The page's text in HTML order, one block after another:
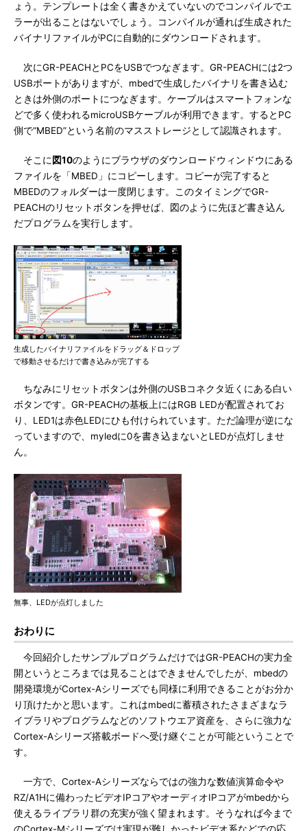
ょう。テンプレートは全く書きかえていないのでコンパイルでエ
ラーが出ることはないでしょう。コンパイルが通れば生成された
バイナリファイルがPCに自動的にダウンロードされます。
次にGR-PEACHとPCをUSBでつなぎます。GR-PEACHには2つ
USBポートがありますが、mbedで生成したバイナリを書き込む
ときは外側のポートにつなぎます。ケーブルはスマートフォンな
どで多く使われるmicroUSBケーブルが利用できます。するとPC
側で“MBED”という名前のマスストレージとして認識されます。
そこに 図10のようにブラウザのダウンロードウィンドウにある
ファイルを「MBED」にコピーします。コピーが完了すると
MBEDのフォルダーは一度閉じます。このタイミングでGR-
PEACHのリセットボタンを押せば、図のように先ほど書き込ん
だプログラムを実行します。
生成したバイナリファイルをドラッグ＆ドロップ
で移動させるだけで書き込みが完了する
ちなみにリセットボタンは外側のUSBコネクタ近くにある白い
ボタンです。GR-PEACHの基板上にはRGB LEDが配置されてお
り、LED1は赤色LEDにひも付けられています。ただ論理が逆にな
っていますので、myledに0を書き込まないとLEDが点灯しませ
ん。
無事、LEDが点灯しました
おわりに
今回紹介したサンプルプログラムだけではGR-PEACHの実力全
開というところまでは見ることはできませんでしたが、mbedの
開発環境がCortex-Aシリーズでも同様に利用できることがお分か
り頂けたかと思います。これはmbedに蓄積されたさまざまなラ
イブラリやプログラムなどのソフトウエア資産を、さらに強力な
Cortex-Aシリーズ搭載ボードへ受け継ぐことが可能ということで
す。
一方で、Cortex-Aシリーズならではの強力な数値演算命令や
RZ/A1Hに備わったビデオIPコアやオーディオIPコアがmbedから
使えるライブラリ群の充実が強く望まれます。そうなれば今まで